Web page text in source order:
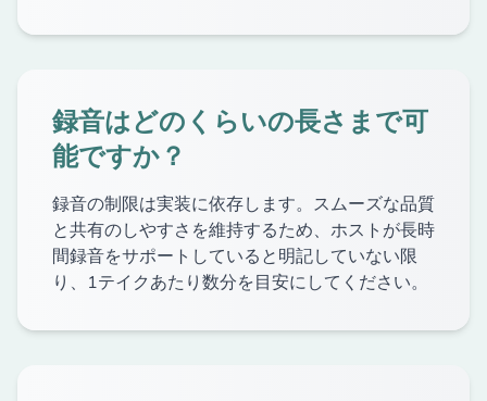
録音はどのくらいの長さまで可
能ですか？
録音の制限は実装に依存します。スムーズな品質
と共有のしやすさを維持するため、ホストが長時
間録音をサポートしていると明記していない限
り、1テイクあたり数分を目安にしてください。